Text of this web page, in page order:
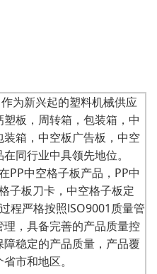
为新兴起的塑料机械供应
板，周转箱，包装箱，中
箱，中空板广告板，中空
同行业中具领先地位。
中空格子板产品，PP中
子板刀卡，中空格子板定
程严格按照lSO9001质量管
，具备完善的产品质量控
稳定的产品质量，产品覆
市和地区。